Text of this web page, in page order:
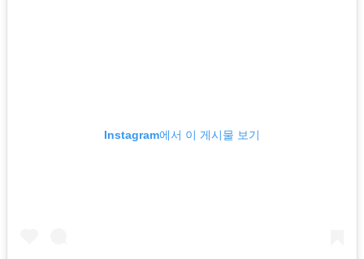
Instagram에서 이 게시물 보기